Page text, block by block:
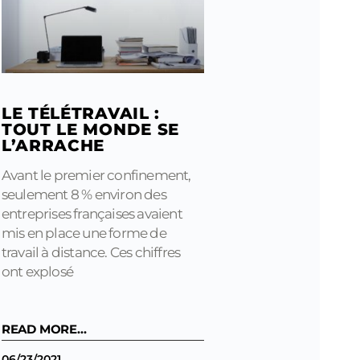
LE TÉLÉTRAVAIL :
TOUT LE MONDE SE
L’ARRACHE
Avant le premier confinement,
seulement 8 % environ des
entreprises françaises avaient
mis en place une forme de
travail à distance. Ces chiffres
ont explosé
READ MORE...